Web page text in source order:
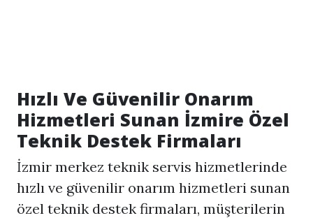
Hızlı Ve Güvenilir Onarım
Hizmetleri Sunan İzmire Özel
Teknik Destek Firmaları
İzmir merkez teknik servis hizmetlerinde
hızlı ve güvenilir onarım hizmetleri sunan
özel teknik destek firmaları, müşterilerin